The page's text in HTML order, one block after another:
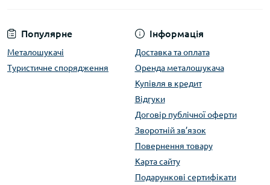
Популярне
Металошукачі
Туристичне спорядження
Інформація
Доставка та оплата
Оренда металошукача
Купівля в кредит
Відгуки
Договір публічної оферти
Зворотній зв’язок
Повернення товару
Карта сайту
Подарункові сертифікати